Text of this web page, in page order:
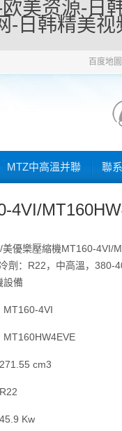
美资源-日
日韩精美
百度地圖
MTZ中高溫并聯 聯
4VI/
優樂壓縮機MT160-4VI/
劑：R22，中高溫，380-
設備
MT160-4VI
MT160HW4EVE
cm3
Kw